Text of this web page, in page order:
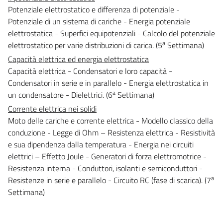
Potenziale elettrostatico e differenza di potenziale -
Potenziale di un sistema di cariche - Energia potenziale
elettrostatica - Superfici equipotenziali - Calcolo del potenziale
elettrostatico per varie distribuzioni di carica. (5a Settimana)
Capacità elettrica ed energia elettrostatica
Capacità elettrica - Condensatori e loro capacità -
Condensatori in serie e in parallelo - Energia elettrostatica in
un condensatore - Dielettrici. (6a Settimana)
Corrente elettrica nei solidi
Moto delle cariche e corrente elettrica - Modello classico della
conduzione - Legge di Ohm – Resistenza elettrica - Resistività
e sua dipendenza dalla temperatura - Energia nei circuiti
elettrici – Effetto Joule - Generatori di forza elettromotrice -
Resistenza interna - Conduttori, isolanti e semiconduttori -
Resistenze in serie e parallelo - Circuito RC (fase di scarica). (7a
Settimana)